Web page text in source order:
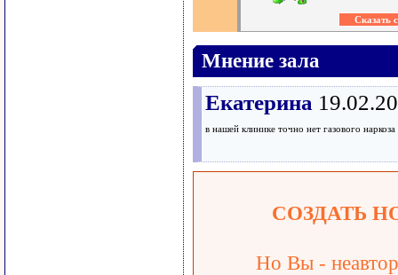
Мнение зала
Екатерина
в нашей клинике точно нет газового наркоза
СОЗДАТЬ
Но Вы -